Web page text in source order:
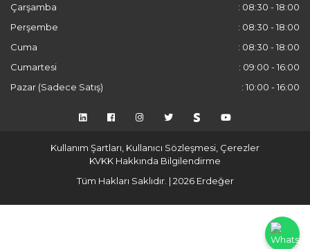
Çarşamba
: 08:30 - 18:00
Perşembe
: 08:30 - 18:00
Cuma
: 08:30 - 18:00
Cumartesi
: 09:00 - 16:00
Pazar (Sadece Satış)
: 10:00 - 16:00
Kullanım Şartları, Kullanıcı Sözleşmesi, Çerezler
KVKK Hakkında Bilgilendirme
Tüm Hakları Saklıdır. | 2026 Erdeğer